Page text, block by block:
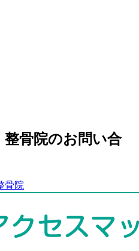
整骨院のお問い合